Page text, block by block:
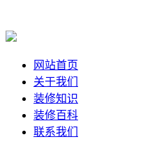
网站首页
关于我们
装修知识
装修百科
联系我们